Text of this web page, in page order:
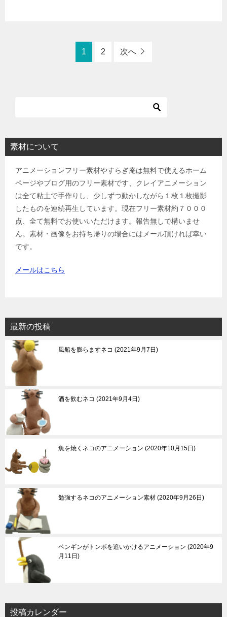
1 2 次へ
素材について
アニメーションフリー素材やすらぎ庵は無料で使えるホーム
ページやブログ用のフリー素材です、クレイアニメーション
は全て粘土で手作りし、少しずつ動かしながら１枚１枚撮影
したものを連続再生しています。現在フリー素材約７０００
点、全て無料でお使いいただけます。報告無しで構いませ
ん。素材・画像をお持ち帰りの場合にはメール頂ければ幸い
です。
メールはこちら
最新の投稿
風船を膨らますネコ 2021年9月7日
酒を飲むネコ 2021年9月4日
魚を焼くネコのアニメーション 2020年10月15日
勉強するネコのアニメーション素材 2020年9月26日
ペンギンがトンボを追いかけるアニメーション 2020年9
月11日
投稿カレンダー